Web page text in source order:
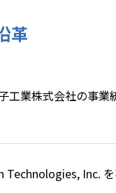
革
業株式会社の事業
Inc.